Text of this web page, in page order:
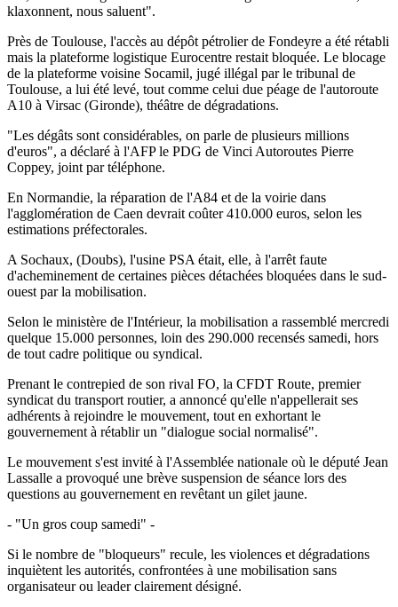
klaxonnent, nous saluent".
Près de Toulouse, l'accès au dépôt pétrolier de Fondeyre a été rétabli
mais la plateforme logistique Eurocentre restait bloquée. Le blocage
de la plateforme voisine Socamil, jugé illégal par le tribunal de
Toulouse, a lui été levé, tout comme celui due péage de l'autoroute
A10 à Virsac (Gironde), théâtre de dégradations.
"Les dégâts sont considérables, on parle de plusieurs millions
d'euros", a déclaré à l'AFP le PDG de Vinci Autoroutes Pierre
Coppey, joint par téléphone.
En Normandie, la réparation de l'A84 et de la voirie dans
l'agglomération de Caen devrait coûter 410.000 euros, selon les
estimations préfectorales.
A Sochaux, (Doubs), l'usine PSA était, elle, à l'arrêt faute
d'acheminement de certaines pièces détachées bloquées dans le sud-
ouest par la mobilisation.
Selon le ministère de l'Intérieur, la mobilisation a rassemblé mercredi
quelque 15.000 personnes, loin des 290.000 recensés samedi, hors
de tout cadre politique ou syndical.
Prenant le contrepied de son rival FO, la CFDT Route, premier
syndicat du transport routier, a annoncé qu'elle n'appellerait ses
adhérents à rejoindre le mouvement, tout en exhortant le
gouvernement à rétablir un "dialogue social normalisé".
Le mouvement s'est invité à l'Assemblée nationale où le député Jean
Lassalle a provoqué une brève suspension de séance lors des
questions au gouvernement en revêtant un gilet jaune.
- "Un gros coup samedi" -
Si le nombre de "bloqueurs" recule, les violences et dégradations
inquiètent les autorités, confrontées à une mobilisation sans
organisateur ou leader clairement désigné.